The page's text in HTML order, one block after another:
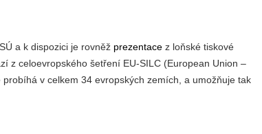
a k dispozici je rovněž prezentace z loňské tiskové
z celoevropského šetření EU-SILC (European Union –
v celkem 34 evropských zemích, a umožňuje tak